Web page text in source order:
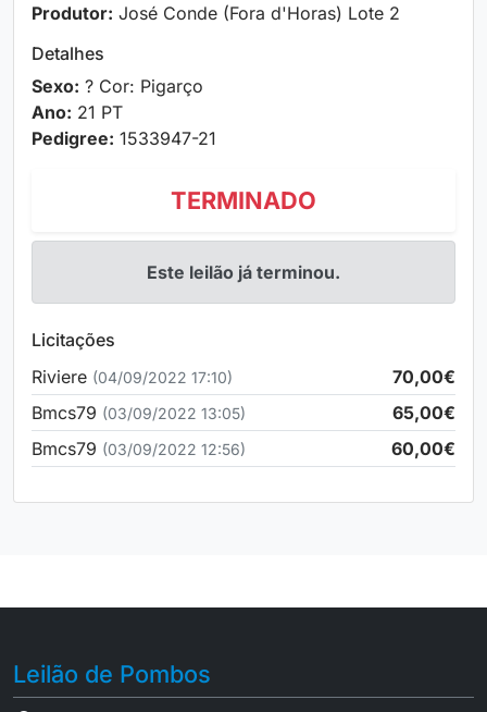
Produtor: José Conde (Fora d'Horas) Lote 2
Detalhes
Sexo: ? Cor: Pigarço
Ano: 21 PT
Pedigree: 1533947-21
TERMINADO
Este leilão já terminou.
Licitações
Riviere (04/09/2022 17:10)
70,00€
Bmcs79 (03/09/2022 13:05)
65,00€
Bmcs79 (03/09/2022 12:56) 60,00€
Leilão de Pombos